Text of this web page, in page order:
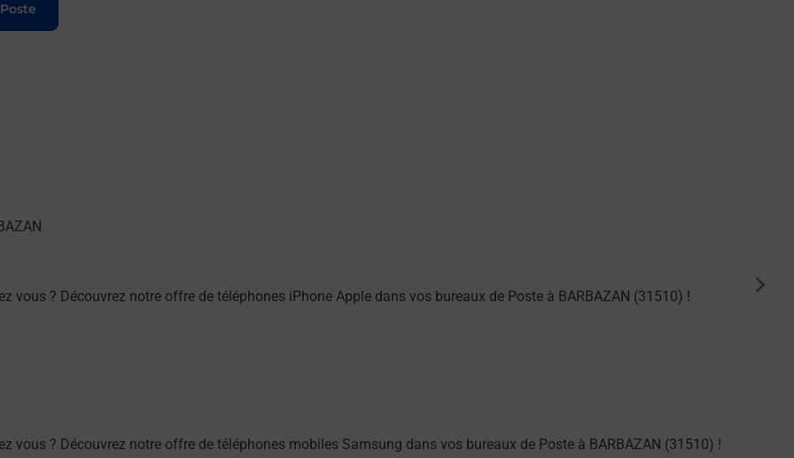
vous ? Découvrez notre offre de téléphones iPhone Apple dans vos bureaux de Poste à BARBAZAN (31510) !
vous ? Découvrez notre offre de téléphones mobiles Samsung dans vos bureaux de Poste à BARBAZAN (31510) !